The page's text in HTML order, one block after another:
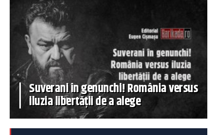
Suverani în genunchi! România versus
iluzia libertății de a alege